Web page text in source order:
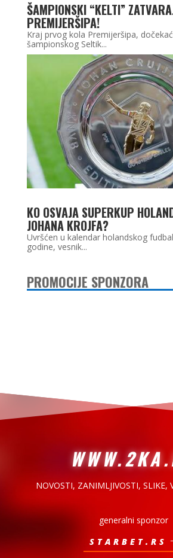
ŠAMPIONSKI “KELTI”
PREMIJERŠIPA!
Kraj prvog kola Premijeršipa,
šampionskog Seltik...
KO OSVAJA SUPERKUP
JOHANA KROJFA?
Uvršćen u kalendar holandskog
godine, vesnik...
PROMOCIJE SPONZORA
NOVOSTI, ZANIMLJIVOSTI, SLIKE,
generalni sponzor
STARBET.RS